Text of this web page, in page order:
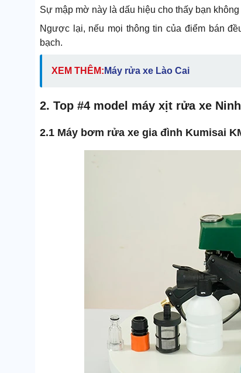
Sự mập mờ này là dấu hiệu cho thấy bạn
Ngược lại, nếu mọi thông tin của điểm bán
bạch.
XEM THÊM: Máy rửa xe Lào Cai
2. Top #4 model máy xịt rửa xe
2.1 Máy bơm rửa xe gia đình Kumisai